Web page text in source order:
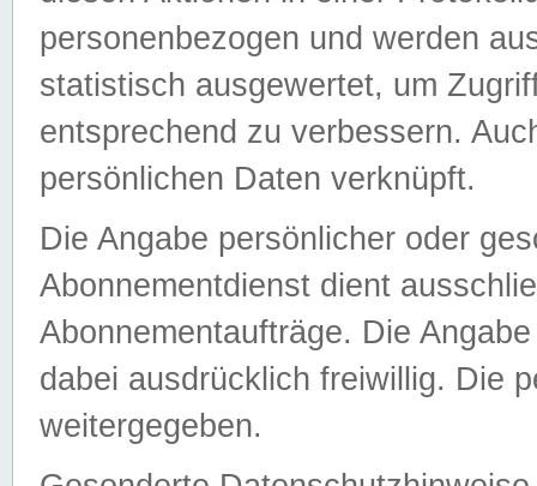
personenbezogen und werden
statistisch ausgewertet, um
entsprechend zu verbessern.
persönlichen Daten verknüpft.
Die Angabe persönlicher oder
Abonnementdienst dient
Abonnementaufträge. Die
dabei ausdrücklich freiwillig. Die
weitergegeben.